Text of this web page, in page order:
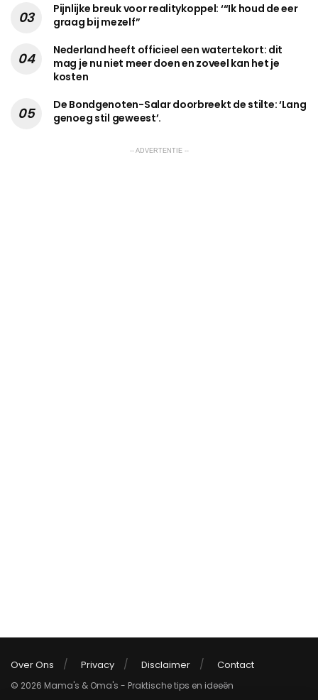
Pijnlijke breuk voor realitykoppel: ‘“Ik houd de eer
graag bij mezelf”
Nederland heeft officieel een watertekort: dit
mag je nu niet meer doen en zoveel kan het je
kosten
De Bondgenoten-Salar doorbreekt de stilte: ‘Lang
genoeg stil geweest’.
-- ADVERTENTIE --
Over Ons Privacy Disclaimer Contact
© 2026 Mama's & Oma's - Praktische tips en ideeën